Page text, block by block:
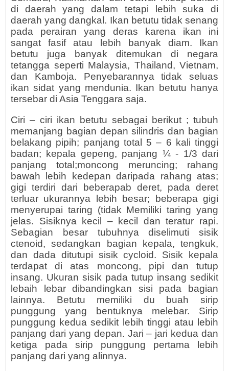
di daerah yang dalam tetapi lebih suka di
daerah yang dangkal. Ikan betutu tidak senang
pada perairan yang deras karena ikan ini
sangat fasif atau lebih banyak diam. Ikan
betutu juga banyak ditemukan di negara
tetangga seperti Malaysia, Thailand, Vietnam,
dan Kamboja. Penyebarannya tidak seluas
ikan sidat yang mendunia. Ikan betutu hanya
tersebar di Asia Tenggara saja.
Ciri – ciri ikan betutu sebagai berikut ; tubuh
memanjang bagian depan silindris dan bagian
belakang pipih; panjang total 5 – 6 kali tinggi
badan; kepala gepeng, panjang ¼ - 1/3 dari
panjang total;moncong meruncing; rahang
bawah lebih kedepan daripada rahang atas;
gigi terdiri dari beberapab deret, pada deret
terluar ukurannya lebih besar; beberapa gigi
menyerupai taring (tidak Memiliki taring yang
jelas. Sisiknya kecil – kecil dan teratur rapi.
Sebagian besar tubuhnya diselimuti sisik
ctenoid, sedangkan bagian kepala, tengkuk,
dan dada ditutupi sisik cycloid. Sisik kepala
terdapat di atas moncong, pipi dan tutup
insang. Ukuran sisik pada tutup insang sedikit
lebaih lebar dibandingkan sisi pada bagian
lainnya. Betutu memiliki du buah sirip
punggung yang bentuknya melebar. Sirip
punggung kedua sedikit lebih tinggi atau lebih
panjang dari yang depan. Jari – jari kedua dan
ketiga pada sirip punggung pertama lebih
panjang dari yang alinnya.